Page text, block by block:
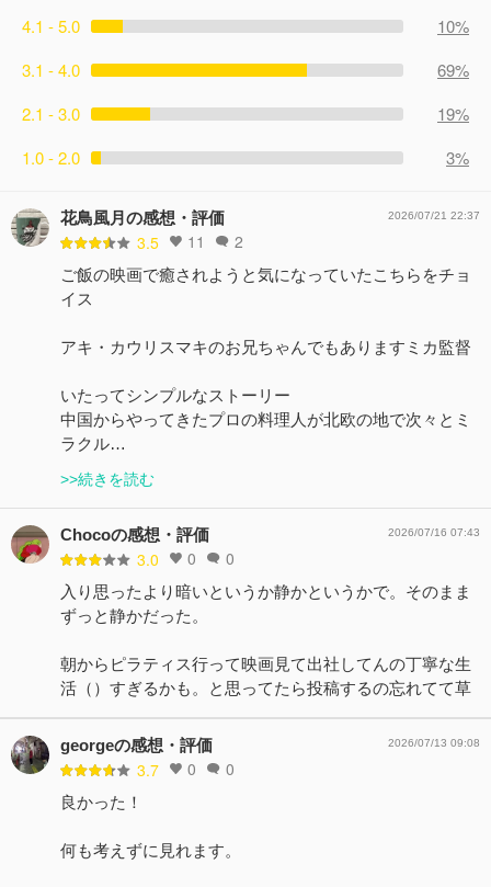
4.1 - 5.0
10%
3.1 - 4.0
69%
2.1 - 3.0
19%
1.0 - 2.0
3%
花鳥風月の感想・評価
3.5 11 2
2026/07/21 22:37
ご飯の映画で癒されようと気になっていたこちらをチョ
イス
アキ・カウリスマキのお兄ちゃんでもありますミカ監督
いたってシンプルなストーリー
中国からやってきたプロの料理人が北欧の地で次々とミ
ラクル…
>>続きを読む
Chocoの感想・評価
3.0 0 0
2026/07/16 07:43
入り思ったより暗いというか静かというかで。そのまま
ずっと静かだった。
朝からピラティス行って映画見て出社してんの丁寧な生
活（）すぎるかも。と思ってたら投稿するの忘れてて草
georgeの感想・評価
3.7 0 0
2026/07/13 09:08
良かった！
何も考えずに見れます。